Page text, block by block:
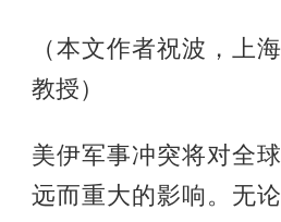
（本文作者祝波，上
教授）
美伊军事冲突将对全
远而重大的影响。无